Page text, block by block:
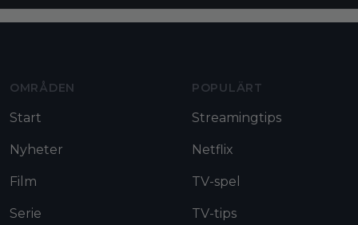
OMRÅDEN
Start
Nyheter
Film
Serie
POPULÄRT
Streamingtips
Netflix
TV-spel
TV-tips